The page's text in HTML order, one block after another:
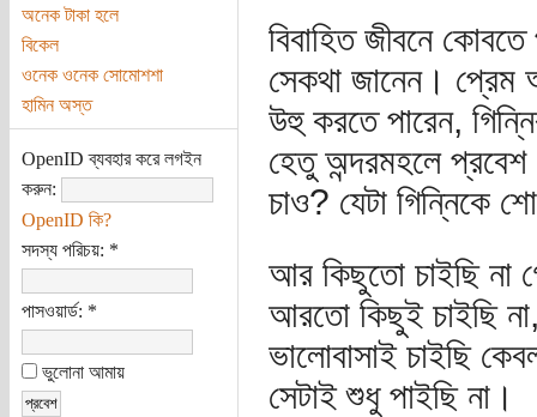
অনেক টাকা হলে
বিকেল
ওনেক ওনেক সোমোশশা
হামিন অস্ত
OpenID ব্যবহার করে লগইন
করুন:
OpenID কি?
সদস্য পরিচয়: *
পাসওয়ার্ড: *
ভুলোনা আমায়
বিবাহিত জীবনে
সেকথা জানেন। প্রেম
উহু করতে পারেন,
হেতু অন্দরমহলে
চাও? যেটা গিন্নিকে
আর কিছুতো চাইছি না
আরতো কিছুই চাইছি
ভালোবাসাই চাইছি
সেটাই শুধু পাইছি না।